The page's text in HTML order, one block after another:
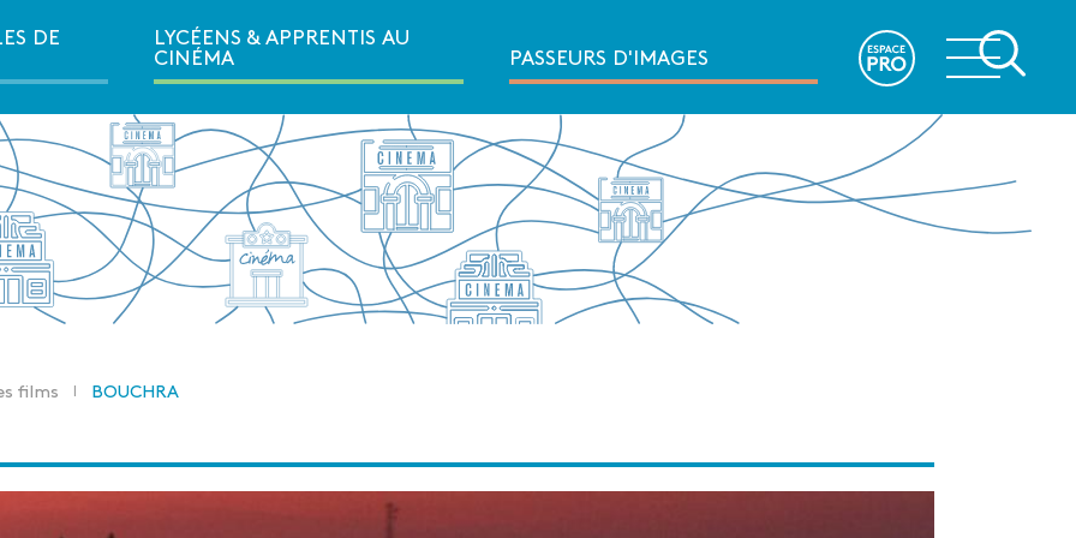
DE
LYCÉENS & APPRENTIS AU
CINÉMA
PASSEURS D'IMAGES
Ouvrir la navigation secondaire
films BOUCHRA